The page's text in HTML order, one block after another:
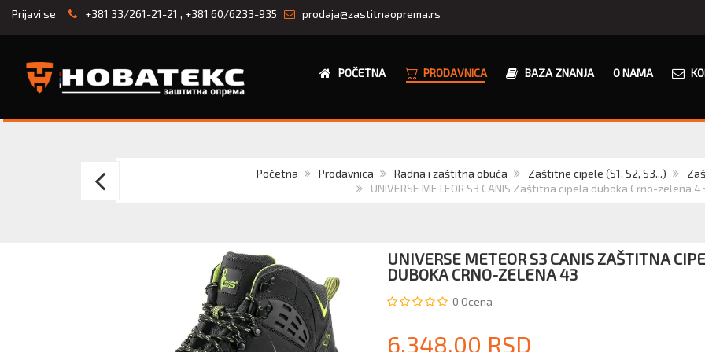
Prijavi se +381 33/261-21-21 , +381 60/6233-935 prodaja@zastitnaoprema.rs
POČETNA PRODAVNICA BAZA ZNANJA O NAMA
Početna Prodavnica Radna i zaštitna obuća Zaštitne cipele (S1, S2, S3...)
UNIVERSE METEOR S3 CANIS Zaštitna cipela duboka Crno-zelena
CANIS
UNIVERSE
METEOR
UNIVERSE METEOR S3 CANIS ZAŠTITNA
DUBOKA CRNO-ZELENA 43
0 Ocena
6.348,00 RSD